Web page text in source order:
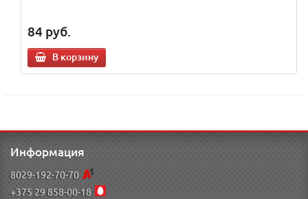
84 руб.
В корзину
Информация
8029-192-70-70
+375 29 858-00-18